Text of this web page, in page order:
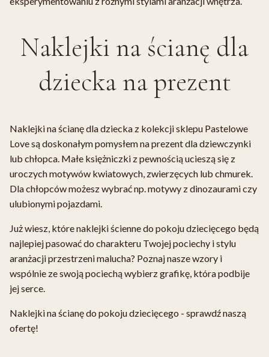
Naklejki na ścianę dla
dziecka na prezent
Naklejki na ścianę dla dziecka z kolekcji sklepu Pastelowe
Love są doskonałym pomysłem na prezent dla dziewczynki
lub chłopca. Małe księżniczki z pewnością ucieszą się z
uroczych motywów kwiatowych, zwierzęcych lub chmurek.
Dla chłopców możesz wybrać np. motywy z dinozaurami czy
ulubionymi pojazdami.
Już wiesz, które naklejki ścienne do pokoju dziecięcego będą
najlepiej pasować do charakteru Twojej pociechy i stylu
aranżacji przestrzeni malucha? Poznaj nasze wzory i
wspólnie ze swoją pociechą wybierz grafikę, która podbije
jej serce.
Naklejki na ścianę do pokoju dziecięcego - sprawdź naszą
ofertę!